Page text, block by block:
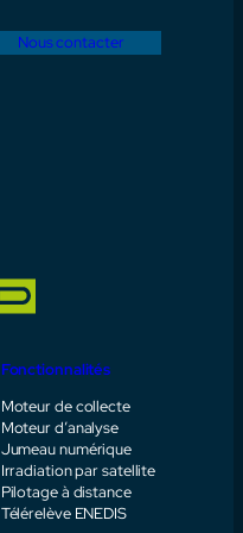
Nous contacter
Fonctionnalités
Moteur de collecte
Moteur d’analyse
Jumeau numérique
Irradiation par satellite
Pilotage à distance
Télérelève ENEDIS